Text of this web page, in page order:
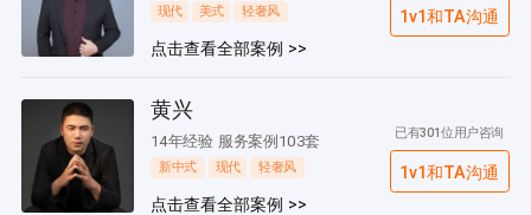
现代 美式 轻奢风
点击查看全部案例 >>
1v1和TA沟通
黄兴
14年经验 服务案例103套
新中式 现代 轻奢风
点击查看全部案例 >>
已有301位用户咨询
1v1和TA沟通